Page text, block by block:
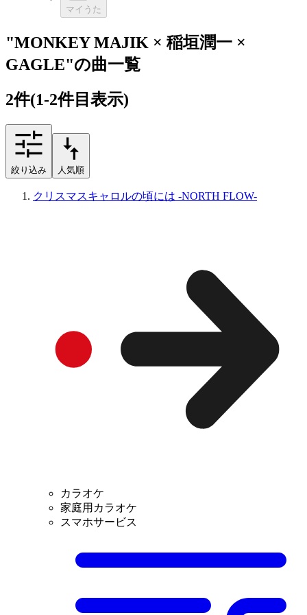
マイうた
"MONKEY MAJIK × 稲垣潤一 ×
GAGLE"の曲一覧
2件(1-2件目表示)
絞り込み 人気順
クリスマスキャロルの頃には -NORTH FLOW-
カラオケ
家庭用カラオケ
スマホサービス